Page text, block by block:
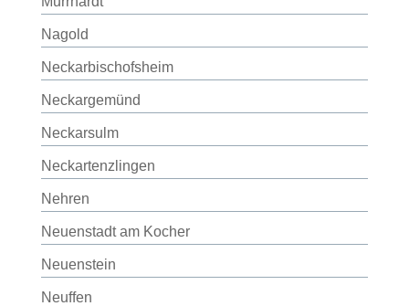
Nagold
Neckarbischofsheim
Neckargemünd
Neckarsulm
Neckartenzlingen
Nehren
Neuenstadt am Kocher
Neuenstein
Neuffen